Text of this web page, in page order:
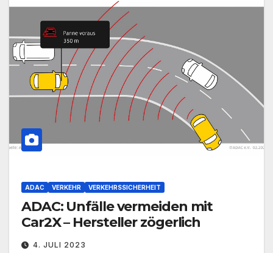
ADAC VERKEHR VERKEHRSSICHERHEIT
ADAC: Unfälle vermeiden mit
Car2X – Hersteller zögerlich
4. JULI 2023